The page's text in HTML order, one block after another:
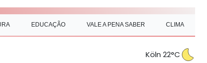
EDUCAÇÃO VALE A PENA SABER CLIMA
Köln 22°C